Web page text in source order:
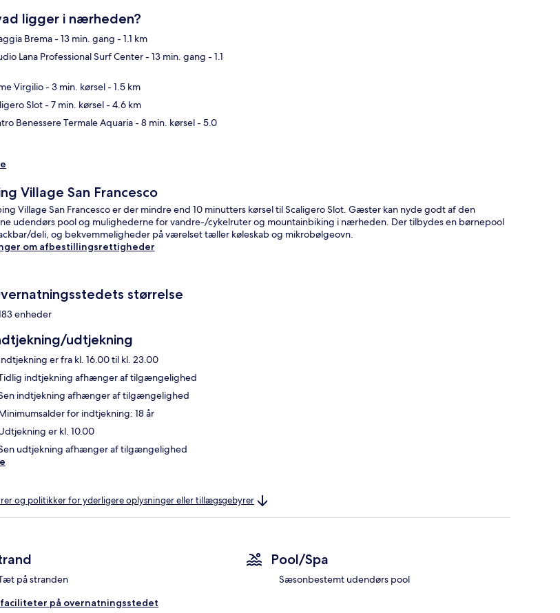
ligger i nærheden?
Brema- 13 min. gang - 1.1 km
Lana Professional Surf Center- 13 min. gang - 1.1
Virgilio- 3 min. kørsel- 1.5 km
Slot- 7 min. kørsel- 4.6 km
Benessere Termale Aquaria- 8 min. kørsel- 5.0
Village San Francesco
Village San Francesco er der mindre end 10 minutters kørsel til Scaligero Slot. Gæster kan nyde godt af den
udendørs pool og mulighederne for vandre-/cykelruter og mountainbiking i nærheden. Der tilbydes en børnepool
deli, og bekvemmeligheder på værelset tæller køleskab og mikrobølgeovn.
om afbestillingsrettigheder
størrelse
enheder
udtjekning
er fra kl. 16.00 til kl. 23.00
indtjekning afhænger af tilgængelighed
indtjekning afhænger af tilgængelighed
for indtjekning: 18 år
er kl. 10.00
udtjekning afhænger af tilgængelighed
og politikker for yderligere oplysninger eller tillægsgebyrer
på stranden
Pool/Spa
Sæsonbestemt udendørs pool
faciliteter på overnatningsstedet